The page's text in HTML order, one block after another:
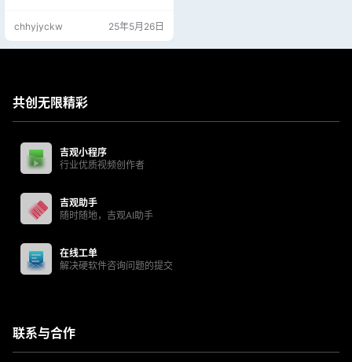
chhyjyckw 25年5月26日
共创无限精彩
吉观小程序
行业优质视频创作者
吉观助手
随时随地，吉观AI助手
在线工单
解决硬软件咨询问题的提交
联系与合作